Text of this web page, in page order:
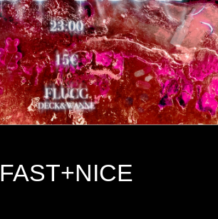
FAST+NICE